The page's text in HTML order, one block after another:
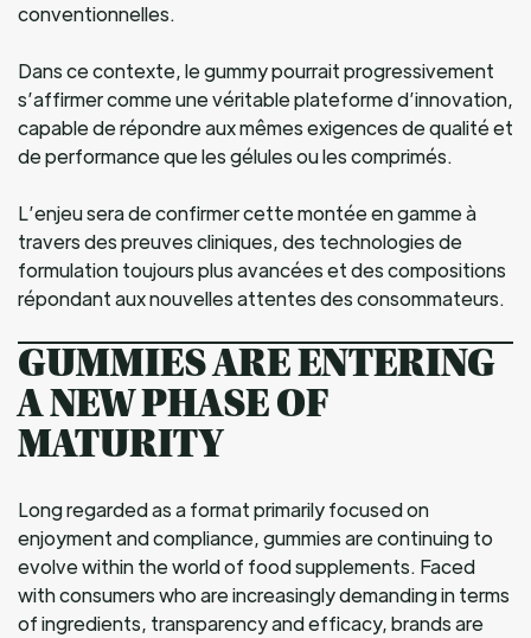
conventionnelles.
Dans ce contexte, le gummy pourrait progressivement
s’affirmer comme une véritable plateforme d’innovation,
capable de répondre aux mêmes exigences de qualité et
de performance que les gélules ou les comprimés.
L’enjeu sera de confirmer cette montée en gamme à
travers des preuves cliniques, des technologies de
formulation toujours plus avancées et des compositions
répondant aux nouvelles attentes des consommateurs.
GUMMIES ARE ENTERING
A NEW PHASE OF
MATURITY
Long regarded as a format primarily focused on
enjoyment and compliance, gummies are continuing to
evolve within the world of food supplements. Faced
with consumers who are increasingly demanding in terms
of ingredients, transparency and efficacy, brands are